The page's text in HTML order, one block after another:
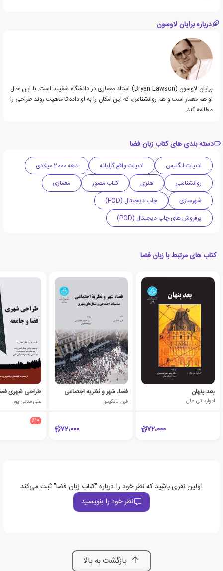
درباره برایان لاوسون
برایان لاوسون (Bryan Lawson) استاد معماری در دانشگاه شفیلد است. با این حال
او هم معمار است و هم روانشناس، که این امکان را به او داده تا ماهیت روند طراحی را
مطالعه کند.
دسته بندی های کتاب زبان فضا
ادبیات انگلیس ادبیات واقع گرایانه
دهه 2000 میلادی
روانشناسی
هنری کتاب مصور
معماری
شهرسازی
چاپ دیجیتال (POD)
پرفروش های چاپ دیجیتال (POD)
کتاب های مرتبط با زبان فضا
بعد پنهان
ادوارد تی هال
72،000
فضا، شهر و نظریه اجتماعی
فرن تانکیس
72،000
طراحی شهری
علی مدنی پور
٪10
اولین نفری باشید که نظر خود را درباره "کتاب زبان فضا" ثبت می‌کند
نظر خود را بنویسید
بازگشت به بالا